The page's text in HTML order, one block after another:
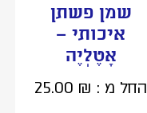
שמן פשתן
איכותי –
אָטֶלְיֶה
החל מ : 25.00₪